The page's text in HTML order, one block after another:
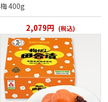
梅 400g
2,079円 (税込)